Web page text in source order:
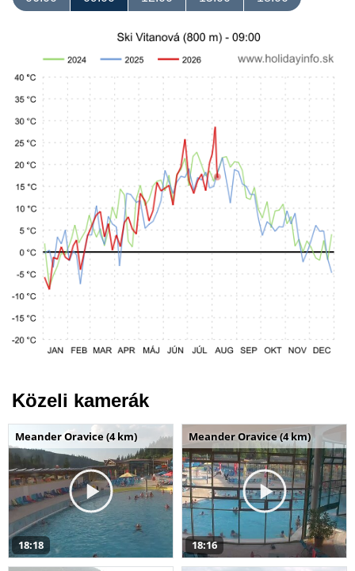
Közeli kamerák
Meander Oravice (4 km)
18:18
Meander Oravice (4 km)
18:16